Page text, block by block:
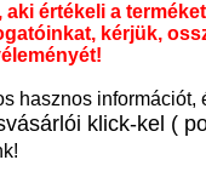
aki értékeli a
kérjük,
hasznos információt,
klick-kel (